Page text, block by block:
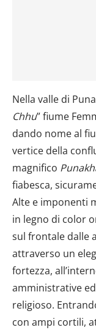
Nella valle di
Chhu” fiume
dando nome al
vertice della
magnifico
fiabesca,
Alte e imponenti
in legno di color
sul frontale dalle
attraverso un
fortezza,
amministrative
religioso.
con ampi cortili,